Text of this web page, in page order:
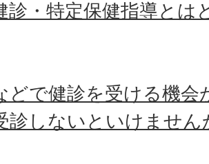
診・特定保健指導とは
どで健診を受ける機会
診しないといけません